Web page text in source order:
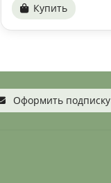
Купить
Оформить подписку